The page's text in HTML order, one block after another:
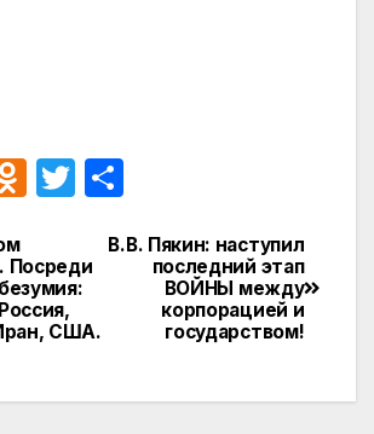
O
n
o
kl
s
T
itt
er
п
и
В.В. Пякин: наступил
последний этап
ВОЙНЫ между
корпорацией и
государством!
Посреди
США.